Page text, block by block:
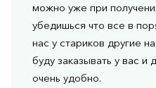
можно уже при
убедишься что все в
нас у стариков другие
буду заказывать у вас и
очень удобно.